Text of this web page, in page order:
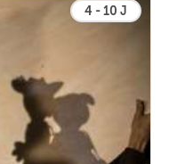
4 - 10 J